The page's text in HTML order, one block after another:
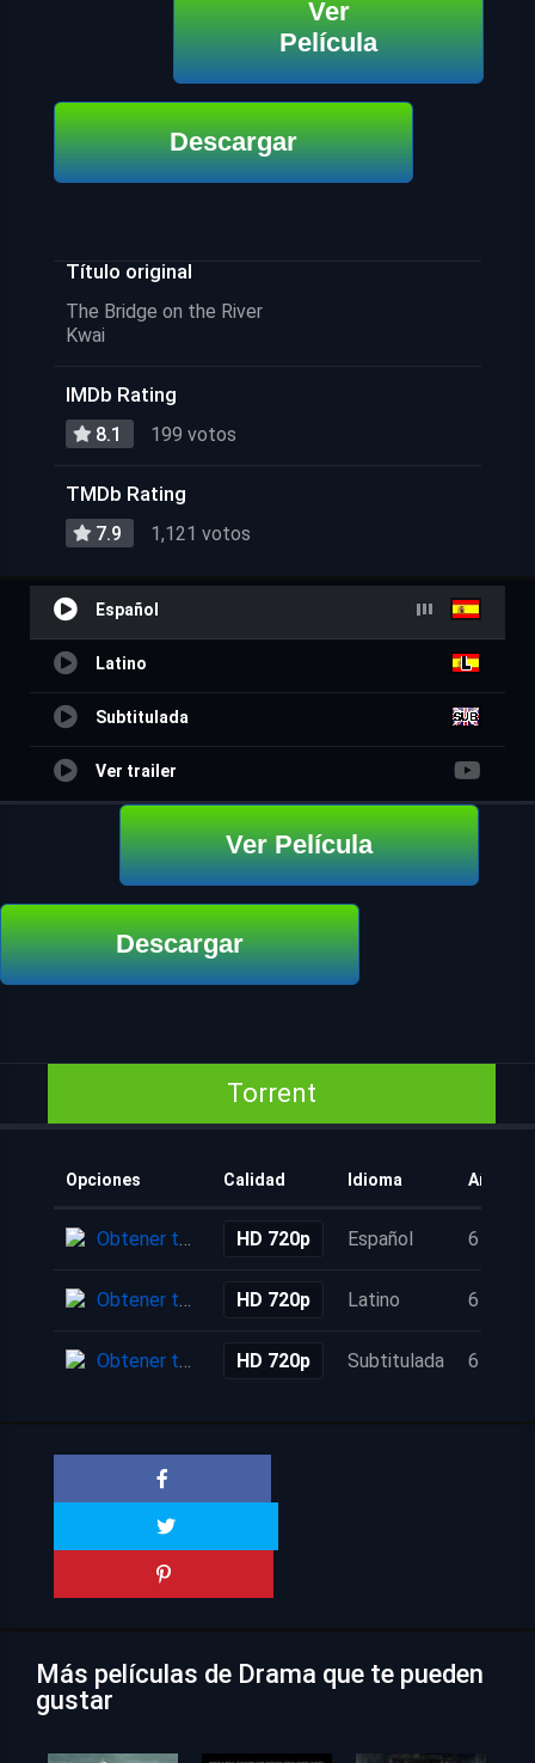
Ver
Película
Descargar
Título original
The Bridge on the River
Kwai
IMDb Rating
8.1 199 votos
TMDb Rating
7.9 1,121 votos
Español
Latino
Subtitulada
Ver trailer
Ver Película
Descargar
Torrent
Opciones Calidad Idioma Añadido
Obtener torrent HD 720p Español 6 años
Obtener torrent HD 720p Latino 6 años
Obtener torrent HD 720p Subtitulada 6 años
Más películas de Drama que te pueden
gustar